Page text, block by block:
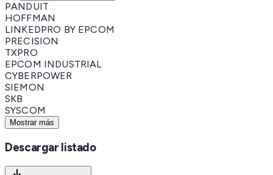
PANDUIT
HOFFMAN
LINKEDPRO BY EPCOM
PRECISION
TXPRO
EPCOM INDUSTRIAL
CYBERPOWER
SIEMON
SKB
SYSCOM
Mostrar más
Descargar listado